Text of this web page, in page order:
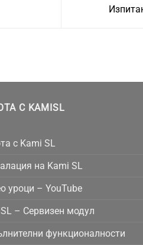
С KAMISL
с Kami SL
на Kami SL
уроци – YouTube
– Сервизен модул
функционалности